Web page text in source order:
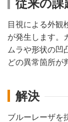
従来の課
目視による外観
が発生します。
ムラや形状の凹
どの異常箇所が
解決
ブルーレーザを